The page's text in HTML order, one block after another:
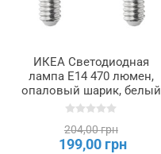
ИКЕА Светодиодная
лампа E14 470 люмен,
опаловый шарик, белый
SOLHETTA, 705.839.66
204,00 грн
199,00 грн